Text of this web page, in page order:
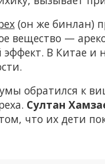
(он же бинлан)
вещество —
В Китае и
обратился к
Султан
что их дети